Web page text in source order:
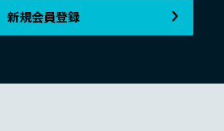
新規会員登録